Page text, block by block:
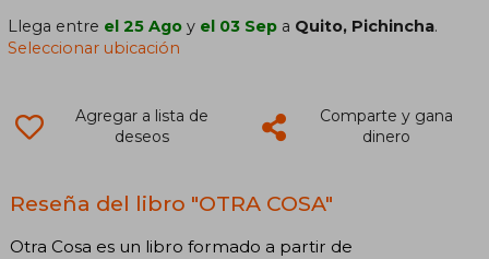
Llega entre el 25 Ago y el 03 Sep a Quito, Pichincha.
Seleccionar ubicación
Agregar a lista de
deseos
Comparte y gana
dinero
Reseña del libro "OTRA COSA"
Otra Cosa es un libro formado a partir de